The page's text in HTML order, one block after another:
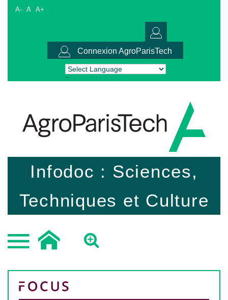
A- A A+
Connexion AgroParisTech
Powered by Translate
Infodoc : Sciences,
Techniques et Culture